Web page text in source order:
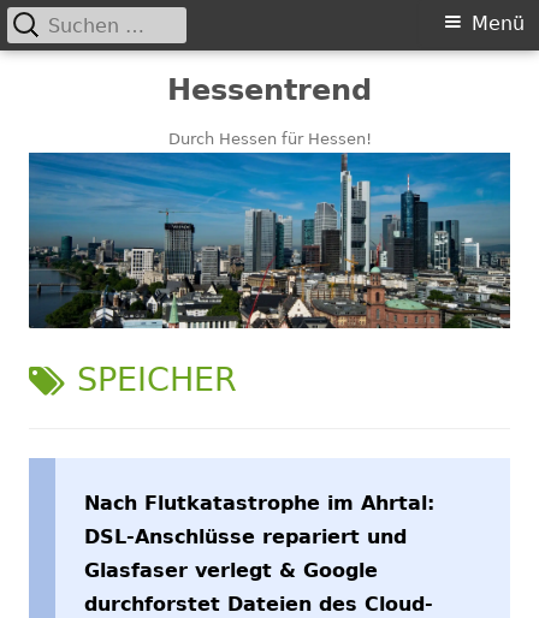
Hessentrend
Durch Hessen für Hessen!
Primäres
Menü
Suchen
nach:
SCHLAGWORT:
SPEICHER
Nach Flutkatastrophe im Ahrtal:
DSL-Anschlüsse repariert und
Glasfaser verlegt & Google
durchforstet Dateien des Cloud-